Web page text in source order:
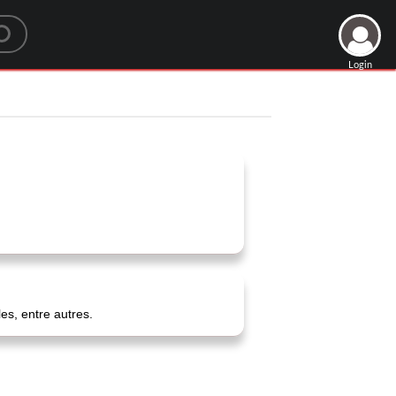
Login
entre autres.